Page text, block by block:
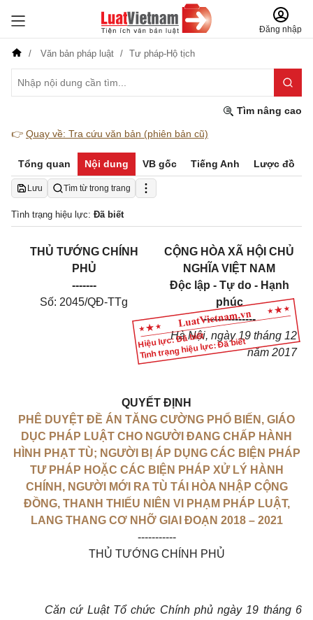
Đăng nhập
Văn bản pháp luật Tư pháp-Hộ tịch
Tìm nâng cao
👉 Quay về: Tra cứu văn bản (phiên bản cũ)
Tổng quan Nội dung VB gốc Tiếng Anh Lược đồ
Lưu Tìm từ trong trang
Tình trạng hiệu lực: Đã biết
Hiệu lực: Đã biết
Tình trạng hiệu lực: Đã biết
THỦ TƯỚNG CHÍNH
PHỦ
-------
Số: 2045/QĐ-TTg
CỘNG HÒA XÃ HỘI CHỦ
NGHĨA VIỆT NAM
Độc lập - Tự do - Hạnh
phúc
---------------
Hà Nội, ngày 19tháng 12
năm 2017
QUYẾT ĐỊNH
PHÊ DUYỆT ĐỀ ÁN TĂNG CƯỜNG PHỔ BIẾN, GIÁO
DỤC PHÁP LUẬT CHO NGƯỜI ĐANG CHẤP HÀNH
HÌNH PHẠT TÙ; NGƯỜI BỊ ÁP DỤNG CÁC BIỆN PHÁP
TƯ PHÁP HOẶC CÁC BIỆN PHÁP XỬ LÝ HÀNH
CHÍNH, NGƯỜI MỚI RA TÙ TÁI HÒA NHẬP CỘNG
ĐỒNG, THANH THIẾU NIÊN VI PHẠM PHÁP LUẬT,
LANG THANG CƠ NHỠ GIAI ĐOẠN 2018 – 2021
-----------
THỦ TƯỚNG CHÍNH PHỦ
Căn cứ Luật Tổ chức Chính phủ ngày 19 tháng 6